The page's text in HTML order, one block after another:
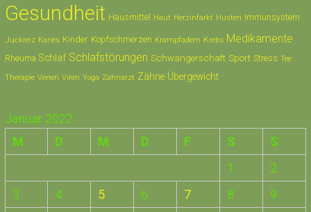
Gesundheit Hausmittel Haut Herzinfarkt Husten Immunsystem
Juckreiz Karies Kinder Kopfschmerzen Krampfadern Krebs Medikamente
Rheuma Schlaf Schlafstörungen Schwangerschaft Sport Stress Tee
Therapie Venen Viren Yoga Zahnarzt Zähne Übergewicht
Januar 2022
M
D M D F S
S
1
2
3
4 5 6 7 8
9